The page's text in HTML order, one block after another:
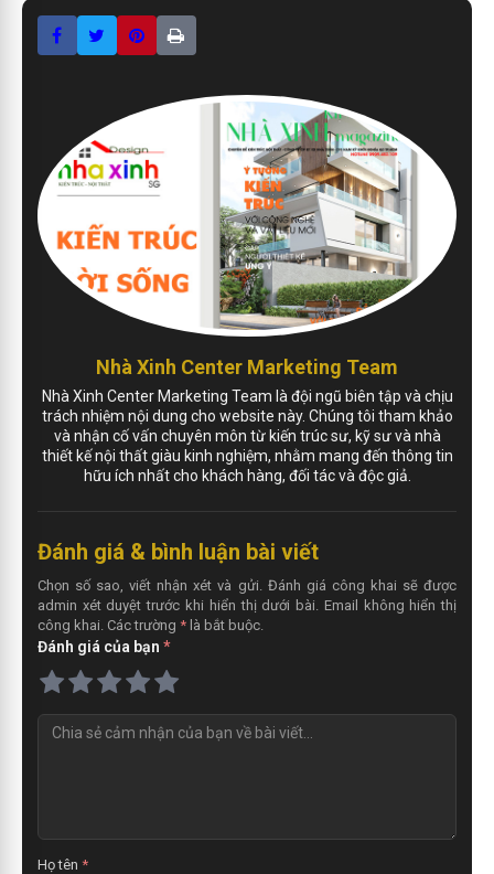
Nhà Xinh Center Marketing Team
Nhà Xinh Center Marketing Team là đội ngũ biên tập và chịu
trách nhiệm nội dung cho website này. Chúng tôi tham khảo
và nhận cố vấn chuyên môn từ kiến trúc sư, kỹ sư và nhà
thiết kế nội thất giàu kinh nghiệm, nhằm mang đến thông tin
hữu ích nhất cho khách hàng, đối tác và độc giả.
Đánh giá & bình luận bài viết
Chọn số sao, viết nhận xét và gửi. Đánh giá công khai sẽ được
admin xét duyệt trước khi hiển thị dưới bài. Email không hiển thị
công khai. Các trường *là bắt buộc.
Đánh giá của bạn *
N
é
Họ tên *